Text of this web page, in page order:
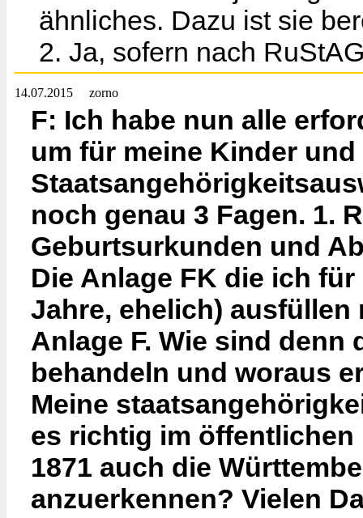
ähnliches. Dazu ist sie
2. Ja, sofern nach
14.07.2015 zorno
F: Ich habe nun alle
um für meine Kinder
noch genau 3 Fagen. 1.
Geburtsurkunden und
Die Anlage FK die ich
Jahre, ehelich)
Anlage F. Wie sind denn
behandeln und woraus
Meine
es richtig im öffentlichen
1871 auch die
anzuerkennen? Vielen